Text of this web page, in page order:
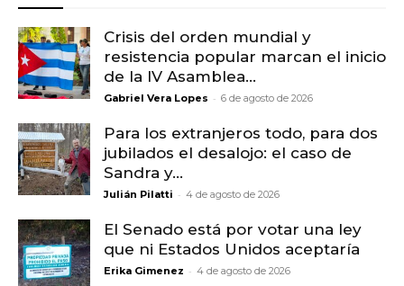
Crisis del orden mundial y
resistencia popular marcan el inicio
de la IV Asamblea...
Gabriel Vera Lopes - 6 de agosto de 2026
Para los extranjeros todo, para dos
jubilados el desalojo: el caso de
Sandra y...
Julián Pilatti - 4 de agosto de 2026
El Senado está por votar una ley
que ni Estados Unidos aceptaría
Erika Gimenez - 4 de agosto de 2026